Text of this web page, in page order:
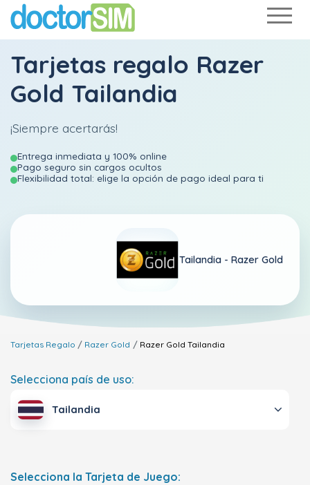
Tarjetas regalo Razer
Gold Tailandia
¡Siempre acertarás!
Entrega inmediata y 100% online
Pago seguro sin cargos ocultos
Flexibilidad total: elige la opción de pago ideal para ti
Tailandia - Razer Gold
Tarjetas Regalo Razer Gold Razer Gold Tailandia
Selecciona país de uso:
Tailandia
Selecciona la Tarjeta de Juego: